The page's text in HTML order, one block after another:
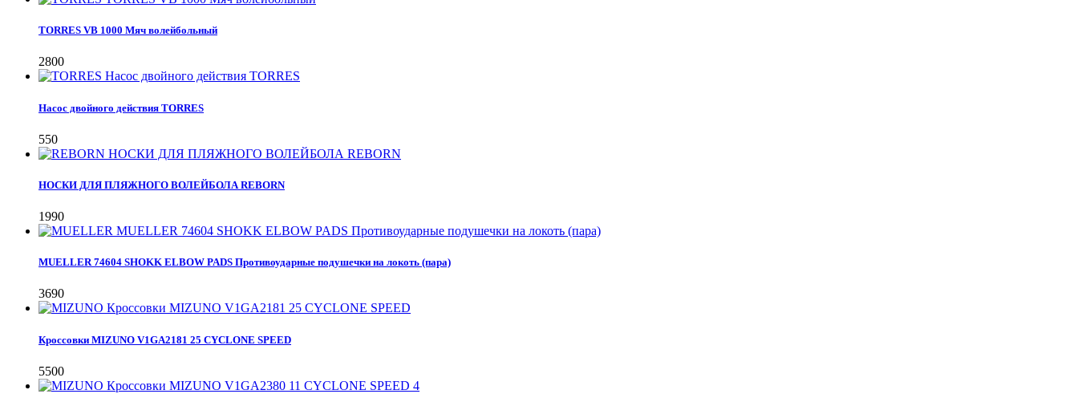
TORRES VB 1000 Мяч волейбольный
2800
Насос двойного действия TORRES
550
НОСКИ ДЛЯ ПЛЯЖНОГО ВОЛЕЙБОЛА REBORN
1990
MUELLER 74604 SHOKK ELBOW PADS Противоударные подушечки на локоть (пара)
3690
Кроссовки MIZUNO V1GA2181 25 CYCLONE SPEED
5500